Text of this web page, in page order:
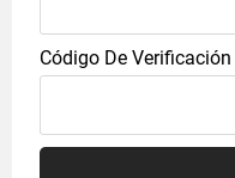
Código De Verificación